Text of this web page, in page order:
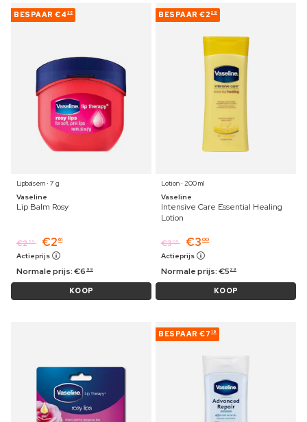
BESPAAR €4 38
Lipbalsem ⋅ 7 g
Vaseline
Lip Balm Rosy
€2 69 €2 61
Actieprijs
Normale prijs:€6 99
KOOP
BESPAAR €2 29
Lotion ⋅ 200 ml
Vaseline
Intensive Care Essential Healing
Lotion
€309 €3 00
Actieprijs
Normale prijs:€5 29
KOOP
BESPAAR €7 19